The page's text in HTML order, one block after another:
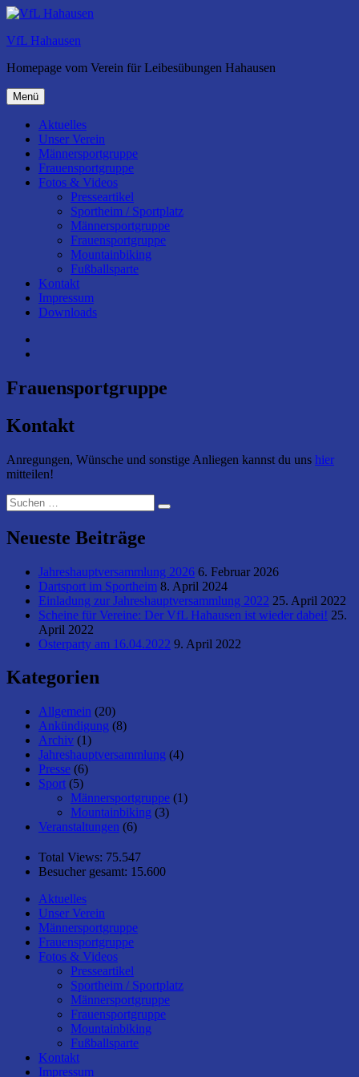
Zum
springen
VfL Hahausen
Homepage vom Verein für Leibesübungen Hahausen
Menü
Aktuelles
Unser Verein
Männersportgruppe
Frauensportgruppe
Fotos & Videos
Presseartikel
Sportheim / Sportplatz
Männersportgruppe
Frauensportgruppe
Mountainbiking
Fußballsparte
Kontakt
Impressum
Downloads
Frauensportgruppe
Kontakt
Anregungen, Wünsche und sonstige Anliegen kannst du uns hier
mitteilen!
Suchen
nach:
Suchen
Neueste Beiträge
Jahreshauptversammlung 2026 6. Februar 2026
Dartsport im Sportheim 8. April 2024
Einladung zur Jahreshauptversammlung 2022 25. April 2022
Scheine für Vereine: Der VfL Hahausen ist wieder dabei! 25.
April 2022
Osterparty am 16.04.2022 9. April 2022
Kategorien
Allgemein (20)
Ankündigung (8)
Archiv (1)
Jahreshauptversammlung (4)
Presse (6)
Sport (5)
Männersportgruppe (1)
Mountainbiking (3)
Veranstaltungen (6)
Total Views: 75.547
Besucher gesamt: 15.600
Aktuelles
Unser Verein
Männersportgruppe
Frauensportgruppe
Fotos & Videos
Presseartikel
Sportheim / Sportplatz
Männersportgruppe
Frauensportgruppe
Mountainbiking
Fußballsparte
Kontakt
Impressum